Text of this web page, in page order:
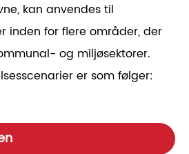
kan anvendes til
inden for flere områder, der
og miljøsektorer.
er som følger: